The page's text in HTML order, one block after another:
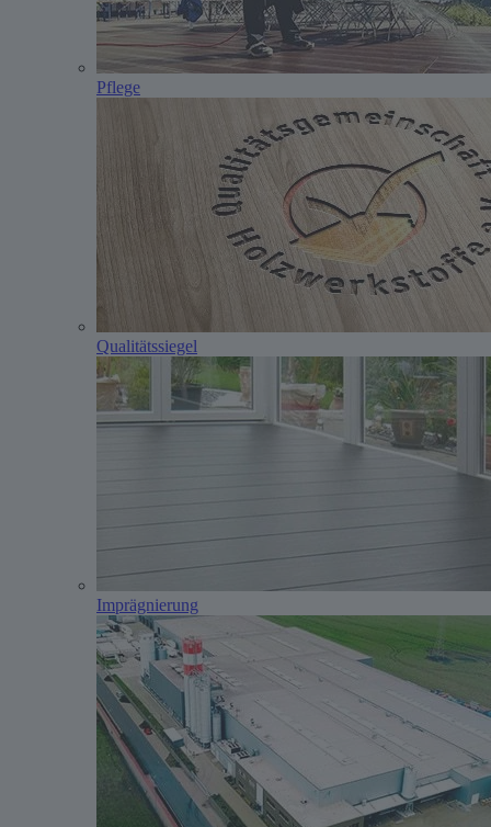
Pflege
Qualitätssiegel
Imprägnierung